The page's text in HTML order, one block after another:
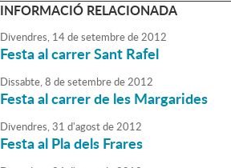
INFORMACIÓ RELACIONADA
Divendres, 14desetembrede2012
Festa al carrer Sant Rafel
Dissabte,8 desetembrede2012
Festa al carrer de les Margarides
Divendres,31 d'agostde2012
Festa al Pla dels Frares